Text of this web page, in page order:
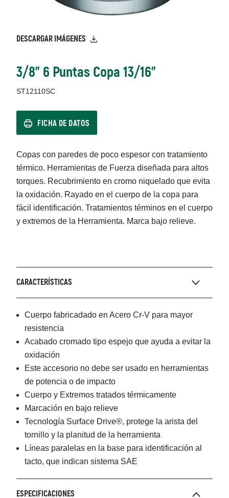
DESCARGAR IMÁGENES
3/8" 6 Puntas Copa 13/16"
ST12110SC
FICHA DE DATOS
Copas con paredes de poco espesor con tratamiento
térmico. Herramientas de Fuerza diseñada para altos
torques. Recubrimiento en cromo niquelado que evita
la oxidación. Rayado en el cuerpo de la copa para
fácil identificación. Tratamientos términos en el cuerpo
y extremos de la Herramienta. Marca bajo relieve.
CARACTERÍSTICAS
Cuerpo fabricadado en Acero Cr-V para mayor
resistencia
Acabado cromado tipo espejo que ayuda a evitar la
oxidación
Este accesorio no debe ser usado en herramientas
de potencia o de impacto
Cuerpo y Extremos tratados térmicamente
Marcación en bajo relieve
Tecnología Surface Drive®, protege la arista del
tornillo y la planitud de la herramienta
Líneas paralelas en la base para identificación al
tacto, que indican sistema SAE
ESPECIFICACIONES